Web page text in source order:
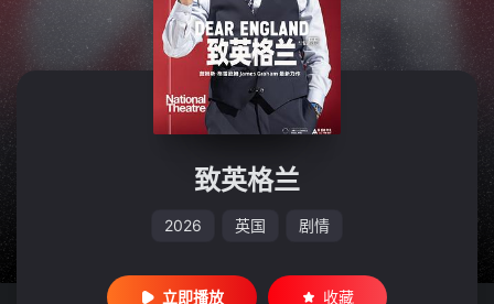
暂无观看影片的记录
致英格兰
2026 英国 剧情
立即播放 收藏